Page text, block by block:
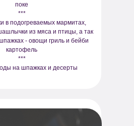
поке
***
в подогреваемых мармитах,
из мяса и птицы, а так
- овощи гриль и бейби
картофель
***
на шпажках и десерты